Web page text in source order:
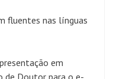
fluentes nas línguas
em
de Doutor para o e-